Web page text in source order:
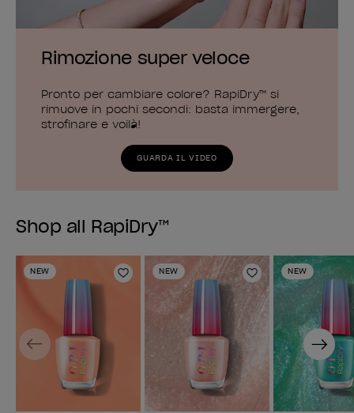
Rimozione super veloce
Pronto per cambiare colore? RapiDry™ si
rimuove in pochi secondi: basta immergere,
strofinare e voilà!
GUARDA IL VIDEO
Shop all RapiDry™
NEW
Aggiungi alla lista dei desideri
NEW
Aggiungi alla
NEW
Previous Next